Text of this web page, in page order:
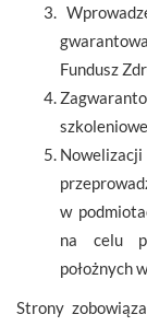
Fundusz
w
na celu
położnych
Strony